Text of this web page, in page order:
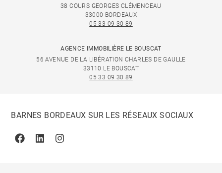
38 COURS GEORGES CLÉMENCEAU
33000 BORDEAUX
05 33 09 30 89
AGENCE IMMOBILIÈRE LE BOUSCAT
56 AVENUE DE LA LIBÉRATION CHARLES DE GAULLE
33110 LE BOUSCAT
05 33 09 30 89
BARNES BORDEAUX SUR LES RÉSEAUX SOCIAUX
FacebookLinkedinInstagram